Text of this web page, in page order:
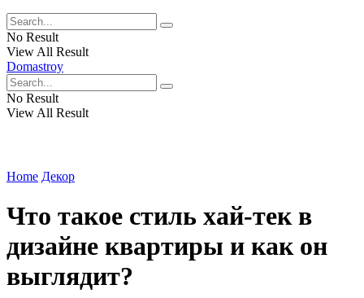
No Result
View All Result
Domastroy
No Result
View All Result
Home Декор
Что такое стиль хай-тек в
дизайне квартиры и как он
выглядит?